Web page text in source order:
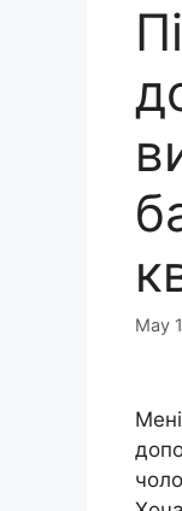
May